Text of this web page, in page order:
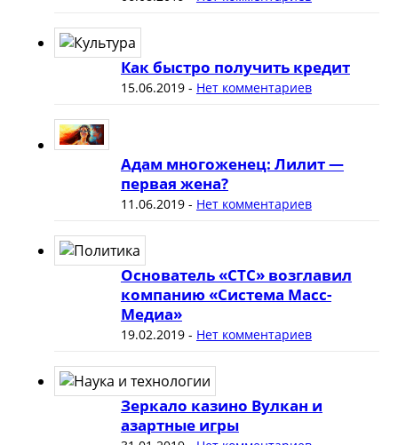
Как быстро получить кредит
15.06.2019- Нет комментариев
Адам многоженец: Лилит —
первая жена?
11.06.2019- Нет комментариев
Основатель «СТС» возглавил
компанию «Система Масс-
Медиа»
19.02.2019- Нет комментариев
Зеркало казино Вулкан и
азартные игры